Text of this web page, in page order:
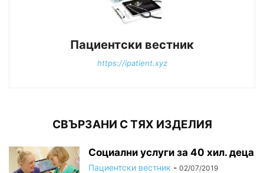
Пациентски вестник
https://ipatient.xyz
СВЪРЗАНИ С ТЯХ ИЗДЕЛИЯ
Социални услуги за 40 хил. деца
Пациентски вестник - 02/07/2019